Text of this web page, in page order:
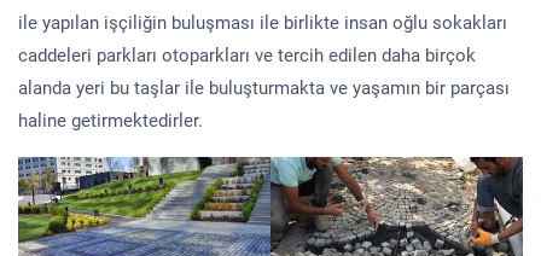
ile yapılan işçiliğin buluşması ile birlikte insan oğlu sokakları
caddeleri parkları otoparkları ve tercih edilen daha birçok
alanda yeri bu taşlar ile buluşturmakta ve yaşamın bir parçası
haline getirmektedirler.